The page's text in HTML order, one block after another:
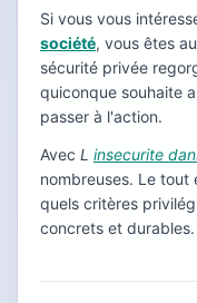
Si vous vous
société, vous êtes
sécurité privée
quiconque souhaite
passer à l'action.
Avec L insecurite
nombreuses. Le tout
quels critères
concrets et durables.